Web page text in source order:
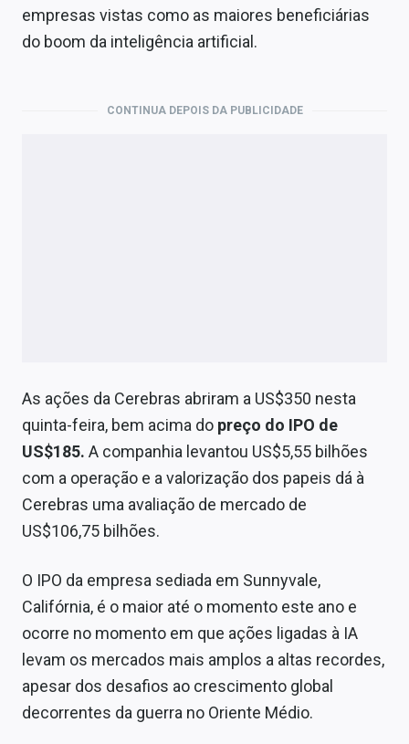
Economia
Conteúdo de Marca
Sobre
Expediente
Contato
empresas vistas como as maiores beneficiárias
do boom da inteligência artificial.
CONTINUA DEPOIS DA PUBLICIDADE
As ações da Cerebras abriram a US$350 nesta
quinta-feira, bem acima do preço do IPO de
US$185. A companhia levantou US$5,55 bilhões
com a operação e a valorização dos papeis dá à
Cerebras uma avaliação de mercado de
US$106,75 bilhões.
O IPO da empresa sediada em Sunnyvale,
Califórnia, é o maior até o momento este ano e
ocorre no momento em que ações ligadas à IA
levam os mercados mais amplos a altas recordes,
apesar dos desafios ao crescimento global
decorrentes da guerra no Oriente Médio.